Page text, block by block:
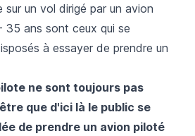
un vol dirigé par un avion
35 ans sont ceux qui se
à essayer de prendre un
ne sont toujours pas
que d'ici là le public se
de prendre un avion piloté